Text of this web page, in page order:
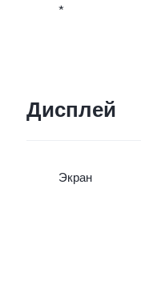
*
Дисплей
Экран